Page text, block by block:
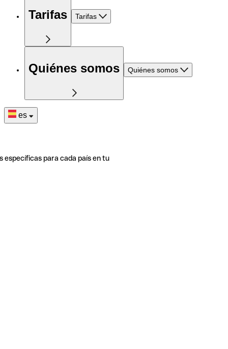
Tarifas Tarifas
Quiénes somos Quiénes somos
es
específicas para cada país en tu